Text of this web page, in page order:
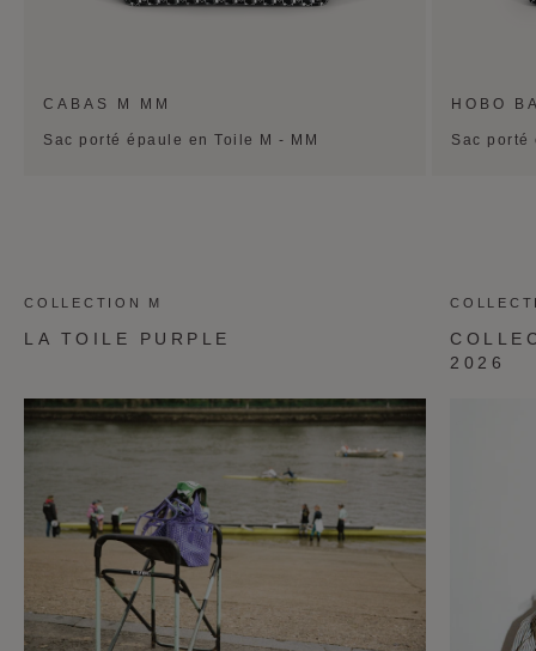
CABAS M MM
Sac porté épaule en Toile M - MM
HOBO
Sac porté
COLLECTION M
LA TOILE PURPLE
2026